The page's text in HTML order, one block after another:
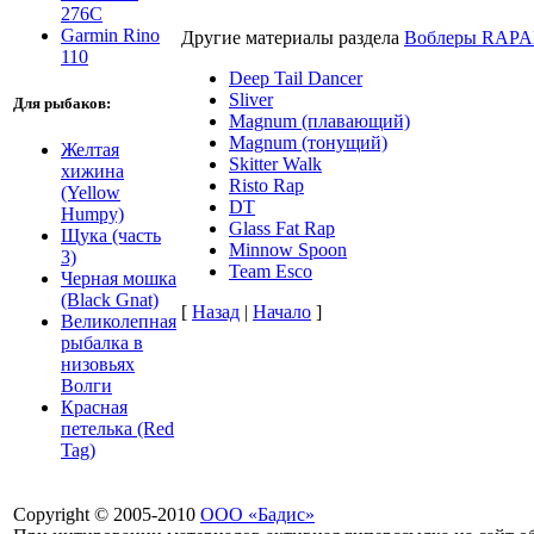
276C
Garmin Rino
110
Для рыбаков:
Желтая
хижина
(Yellow
Humpy)
Щука (часть
3)
Черная мошка
(Black Gnat)
Великолепная
рыбалка в
низовьях
Волги
Красная
петелька (Red
Tag)
Другие материалы раздела Воблеры
Deep Tail Dancer
Sliver
Magnum (плавающий)
Magnum (тонущий)
Skitter Walk
Risto Rap
DT
Glass Fat Rap
Minnow Spoon
Team Esco
[ Назад | Начало ]
Copyright © 2005-2010 ООО «Бадис»